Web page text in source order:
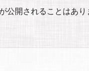
公開されることはあり